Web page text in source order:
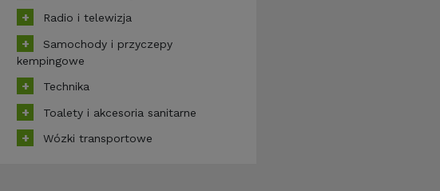
Radio i telewizja
Samochody i przyczepy
kempingowe
Technika
Toalety i akcesoria sanitarne
Wózki transportowe